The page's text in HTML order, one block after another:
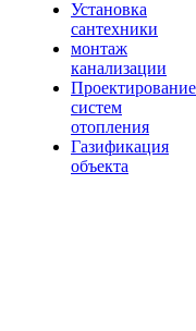
Установка
сантехники
монтаж
канализации
Проектирование
систем
отопления
Газификация
объекта